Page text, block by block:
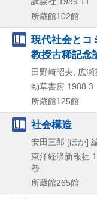
所蔵館102館
現代社会とコ
教授古稀記念
田野崎昭夫, 広
勁草書房 1988.3
所蔵館125館
社会構造
安田三郎 [ほか]
東洋経済新報社
巻
所蔵館265館